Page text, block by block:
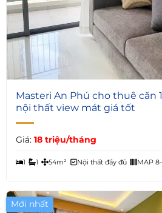
5
Masteri An Phú cho thuê căn
nội thất view mát giá tốt
Giá: 18 triệu/tháng
1 1 54m² Nội thất đầy đủ MAP
Mới nhất